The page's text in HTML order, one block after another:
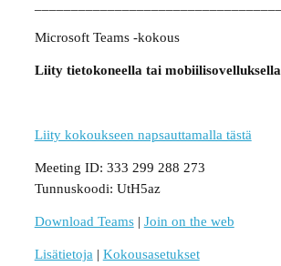
Microsoft Teams -kokous
Liity tietokoneella tai mobiilisovelluksella
Liity kokoukseen napsauttamalla tästä
Meeting ID: 333 299 288 273
Tunnuskoodi: UtH5az
Download Teams| Join on the web
Lisätietoja | Kokousasetukset